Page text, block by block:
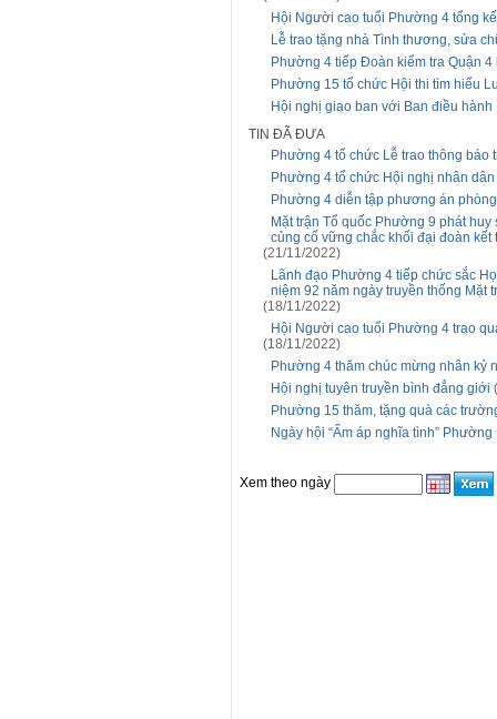
Hội Người cao tuổi Phường 4 tổng
Lễ trao tặng nhà Tình thương, sửa
Phường 4 tiếp Đoàn kiểm tra Quận
Phường 15 tổ chức Hội thi tìm hiểu
Hội nghị giao ban với Ban điều
TIN ĐÃ ĐƯA
Phường 4 tổ chức Lễ trao thông báo
Phường 4 tổ chức Hội nghị nhân
Phường 4 diễn tập phương án
Mặt trận Tổ quốc Phường 9 phát
củng cố vững chắc khối đại đoàn kết
(21/11/2022)
Lãnh đạo Phường 4 tiếp chức sắc
niệm 92 năm ngày truyền thống Mặt
(18/11/2022)
Hội Người cao tuổi Phường 4 trao
(18/11/2022)
Phường 4 thăm chúc mừng nhân kỷ
Hội nghị tuyên truyền bình đẳng giới
Phường 15 thăm, tặng quà các
Ngày hội “Ấm áp nghĩa tình”
Xem theo ngày